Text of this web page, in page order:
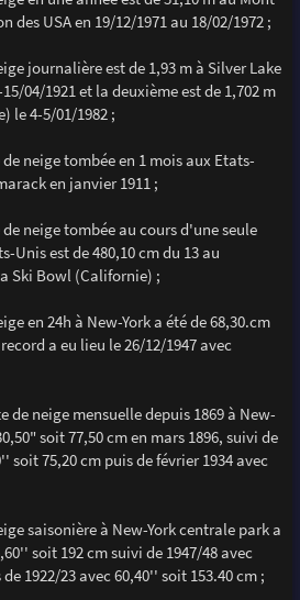
USA en 19/12/1971 au 18/02/1972 ;
journalière est de 1,93 m à Silver Lake
04/1921 et la deuxième est de 1,702 m
le 4-5/01/1982 ;
neige tombée en 1 mois aux Etats-
en janvier 1911 ;
neige tombée au cours d'une seule
Unis est de 480,10 cm du 13 au
Ski Bowl (Californie) ;
en 24h à New-York a été de 68,30.cm
a eu lieu le 26/12/1947 avec
neige mensuelle depuis 1869 à New-
soit 77,50 cm en mars 1896, suivi de
soit 75,20 cm puis de février 1934 avec
saisonière à New-York centrale park a
soit 192 cm suivi de 1947/48 avec
1922/23 avec 60,40'' soit 153.40 cm ;